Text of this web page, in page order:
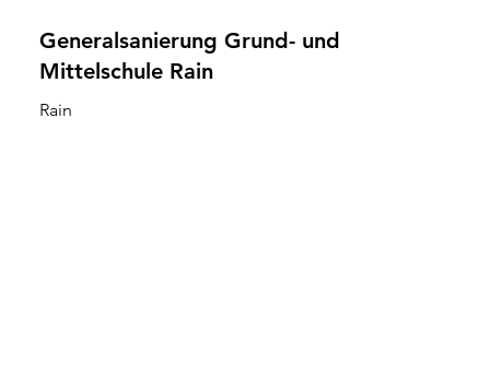
Generalsanierung Grund- und
Mittelschule Rain
Rain